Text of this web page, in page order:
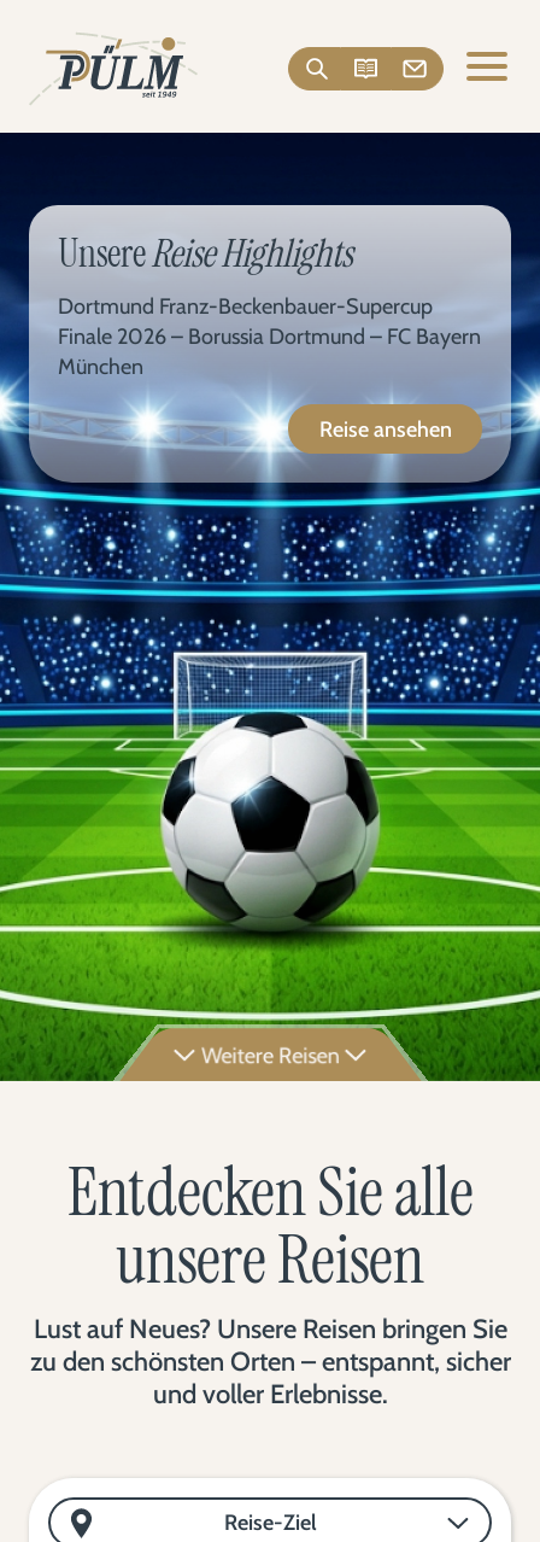
UnsereReise Highlights
Dortmund Franz-Beckenbauer-Supercup
Finale 2026 – Borussia Dortmund – FC Bayern
München
Reise ansehen
Weitere Reisen
Entdecken Sie alle
unsere Reisen
Lust auf Neues? Unsere Reisen bringen Sie
zu den schönsten Orten – entspannt, sicher
und voller Erlebnisse.
Reise-Ziel